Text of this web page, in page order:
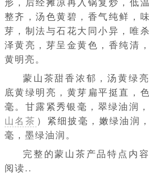
品质特性
蒙山茶属绿茶类，特色名
顶甘露、蒙顶石花、蒙顶黄芽
春露茶，在制作上不发酵，制
新鲜芽叶适当摊放，以高温
揉、三烘和整形工序。外形美
绿油润，香气高爽，味醇甘鲜
明亮。蒙顶石花，嫩芽经杀青
形，后经摊凉再入锅复炒，低
整齐，汤色黄碧，香气纯鲜，
芽，制法与石花大同小异，唯